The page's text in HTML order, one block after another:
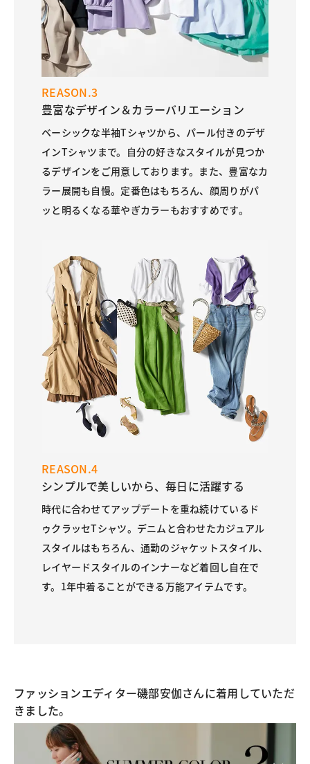
REASON.3
豊富なデザイン＆カラーバリエーション
ベーシックな半袖Tシャツから、パール付きのデザ
インTシャツまで。自分の好きなスタイルが見つか
るデザインをご用意しております。また、豊富なカ
ラー展開も自慢。定番色はもちろん、顔周りがパ
ッと明るくなる華やぎカラーもおすすめです。
REASON.4
シンプルで美しいから、毎日に活躍する
時代に合わせてアップデートを重ね続けているド
ゥクラッセTシャツ。デニムと合わせたカジュアル
スタイルはもちろん、通勤のジャケットスタイル、
レイヤードスタイルのインナーなど着回し自在で
す。1年中着ることができる万能アイテムです。
ファッションエディター磯部安伽さんに着用していただ
きました。